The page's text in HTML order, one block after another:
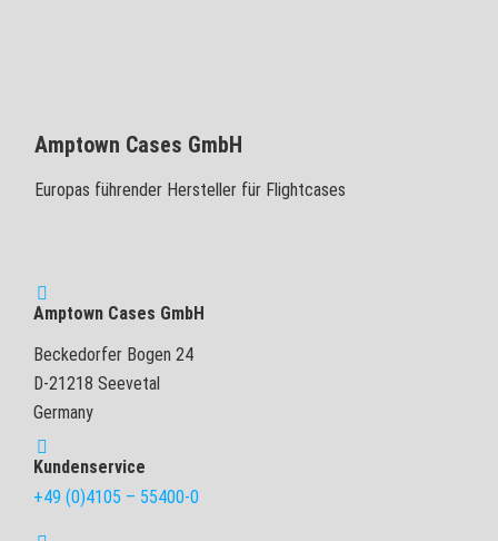
Amptown Cases GmbH
Europas führender Hersteller für Flightcases
Amptown Cases GmbH
Beckedorfer Bogen 24
D-21218 Seevetal
Germany
Kundenservice
+49 (0)4105 – 55400-0